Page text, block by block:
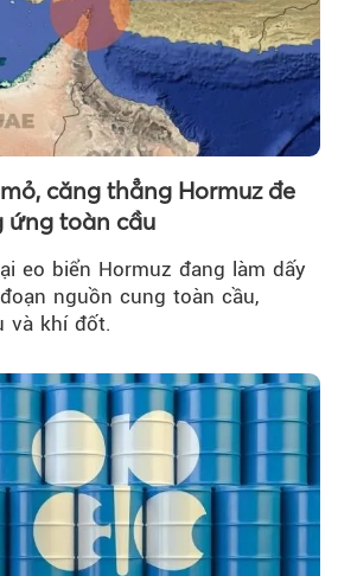
căng thẳng Hormuz đe
ứng toàn cầu
eo biển Hormuz đang làm dấy
nguồn cung toàn cầu,
và khí đốt.